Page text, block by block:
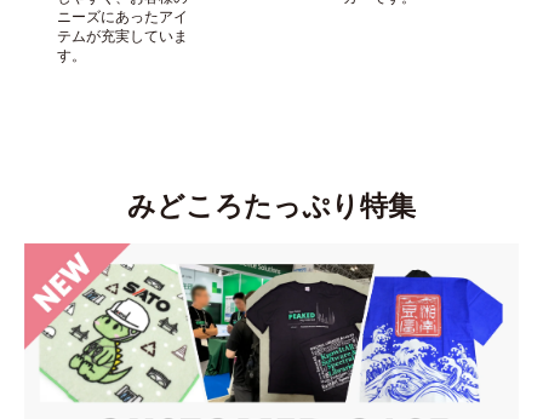
ニーズにあったアイ
テムが充実していま
す。
みどころたっぷり特集